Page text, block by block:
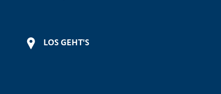
LOS GEHT'S